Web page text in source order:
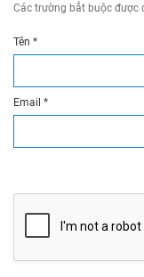
Các trường bắt buộc được
Tên *
Email *